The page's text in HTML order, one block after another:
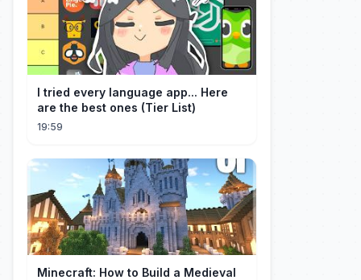
I tried every language app... Here
are the best ones (Tier List)
19:59
Minecraft: How to Build a Medieval